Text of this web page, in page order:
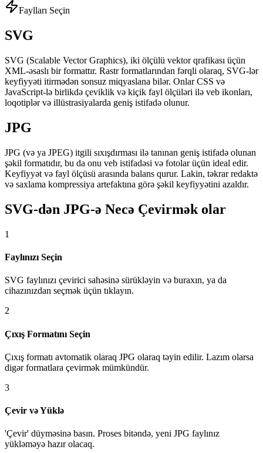
Faylları Seçin
SVG
SVG (Scalable Vector Graphics), iki ölçülü vektor qrafikası üçün
XML-əsaslı bir formattır. Rastr formatlarından fərqli olaraq, SVG-lər
keyfiyyəti itirmədən sonsuz miqyaslana bilər. Onlar CSS və
JavaScript-lə birlikdə çeviklik və kiçik fayl ölçüləri ilə veb ikonları,
loqotiplər və illüstrasiyalarda geniş istifadə olunur.
JPG
JPG (və ya JPEG) itgili sıxışdırması ilə tanınan geniş istifadə olunan
şəkil formatıdır, bu da onu veb istifadəsi və fotolar üçün ideal edir.
Keyfiyyət və fayl ölçüsü arasında balans qurur. Lakin, təkrar redaktə
və saxlama kompressiya artefaktına görə şəkil keyfiyyətini azaldır.
SVG-dən JPG-ə Necə Çevirmək olar
1
Faylınızı Seçin
SVG faylınızı çevirici sahəsinə sürükləyin və buraxın, ya da
cihazınızdan seçmək üçün tıklayın.
2
Çıxış Formatını Seçin
Çıxış formatı avtomatik olaraq JPG olaraq təyin edilir. Lazım olarsa
digər formatlara çevirmək mümkündür.
3
Çevir və Yüklə
'Çevir' düyməsinə basın. Proses bitəndə, yeni JPG faylınız
yükləməyə hazır olacaq.